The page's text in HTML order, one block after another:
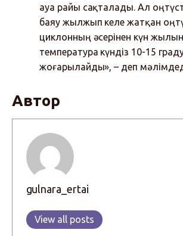
ауа райы сақталады. Ал
баяу жылжып келе жатқан
циклонның әсерінен күн
температура күндіз 10-15
жоғарылайды», – деп
Автор
gulnara_ertai
View all posts